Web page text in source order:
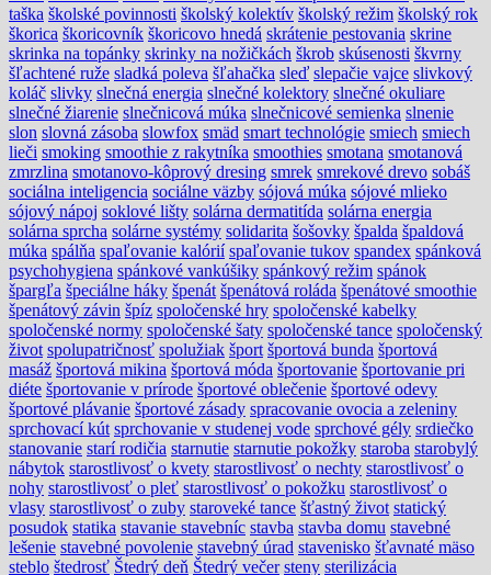
taška školské povinnosti školský kolektív školský režim školský rok
škorica škoricovník škoricovo hnedá skrátenie pestovania skrine
skrinka na topánky skrinky na nožičkách škrob skúsenosti škvrny
šľachtené ruže sladká poleva šľahačka sleď slepačie vajce slivkový
koláč slivky slnečná energia slnečné kolektory slnečné okuliare
slnečné žiarenie slnečnicová múka slnečnicové semienka slnenie
slon slovná zásoba slowfox smäd smart technológie smiech smiech
lieči smoking smoothie z rakytníka smoothies smotana smotanová
zmrzlina smotanovo-kôprový dresing smrek smrekové drevo sobáš
sociálna inteligencia sociálne väzby sójová múka sójové mlieko
sójový nápoj soklové lišty solárna dermatitída solárna energia
solárna sprcha solárne systémy solidarita šošovky špalda špaldová
múka spálňa spaľovanie kalórií spaľovanie tukov spandex spánková
psychohygiena spánkové vankúšiky spánkový režim spánok
špargľa špeciálne háky špenát špenátová roláda špenátové smoothie
špenátový závin špíz spoločenské hry spoločenské kabelky
spoločenské normy spoločenské šaty spoločenské tance spoločenský
život spolupatričnosť spolužiak šport športová bunda športová
masáž športová mikina športová móda športovanie športovanie pri
diéte športovanie v prírode športové oblečenie športové odevy
športové plávanie športové zásady spracovanie ovocia a zeleniny
sprchovací kút sprchovanie v studenej vode sprchové gély srdiečko
stanovanie starí rodičia starnutie starnutie pokožky staroba starobylý
nábytok starostlivosť o kvety starostlivosť o nechty starostlivosť o
nohy starostlivosť o pleť starostlivosť o pokožku starostlivosť o
vlasy starostlivosť o zuby staroveké tance šťastný život statický
posudok statika stavanie stavebníc stavba stavba domu stavebné
lešenie stavebné povolenie stavebný úrad stavenisko šťavnaté mäso
steblo štedrosť Štedrý deň Štedrý večer steny sterilizácia